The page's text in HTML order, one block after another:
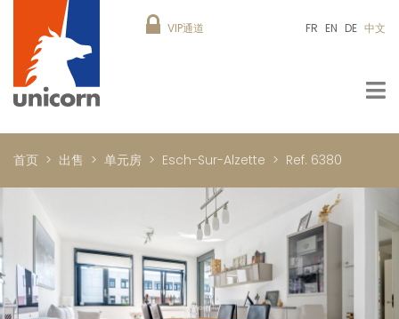
VIP通道 FR EN DE 中文
首页 出售 单元房 Esch-Sur-Alzette Ref. 6380